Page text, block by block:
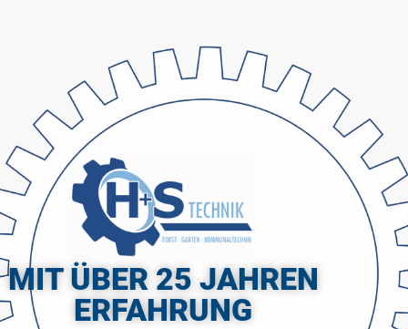
MIT ÜBER 25 JAHREN
ERFAHRUNG